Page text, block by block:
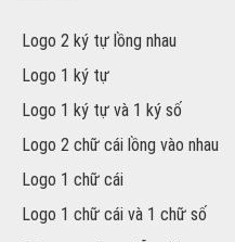
Logo 2 ký tự lồng nhau
Logo 1 ký tự
Logo 1 ký tự và 1 ký số
Logo 2 chữ cái lồng vào nhau
Logo 1 chữ cái
Logo 1 chữ cái và 1 chữ số